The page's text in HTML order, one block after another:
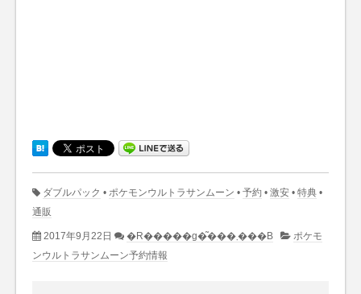
ダブルパック • ポケモンウルトラサンムーン • 予約 • 激安 • 特典 •
通販
2017年9月22日 �R�����g�͂���܂���B
ポケモ
ンウルトラサンムーン予約情報